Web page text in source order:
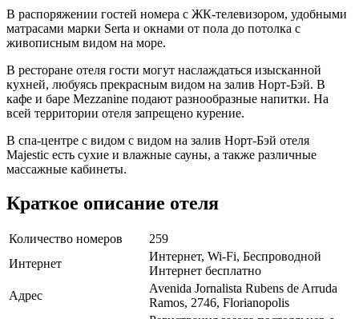
В распоряжении гостей номера с ЖК-телевизором, удобными
матрасами марки Serta и окнами от пола до потолка с
живописным видом на море.
В ресторане отеля гости могут наслаждаться изысканной
кухней, любуясь прекрасным видом на залив Норт-Бэй. В
кафе и баре Mezzanine подают разнообразные напитки. На
всей территории отеля запрещено курение.
В спа-центре с видом с видом на залив Норт-Бэй отеля
Majestic есть сухие и влажные сауны, а также различные
массажные кабинеты.
Краткое описание отеля
Количество номеров
259
Интернет
Интернет, Wi-Fi, Беспроводной
Интернет бесплатно
Адрес
Avenida Jornalista Rubens de Arruda
Ramos, 2746, Florianopolis